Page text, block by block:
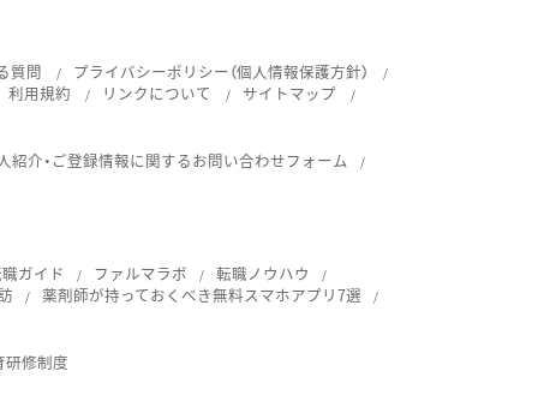
質問
プライバシーポリシー（個人情報保護方針）
利用規約
リンクについて サイトマップ
紹介・ご登録情報に関するお問い合わせフォーム
ガイド ファルマラボ
転職ノウハウ
薬剤師が持っておくべき無料スマホアプリ7選
研修制度